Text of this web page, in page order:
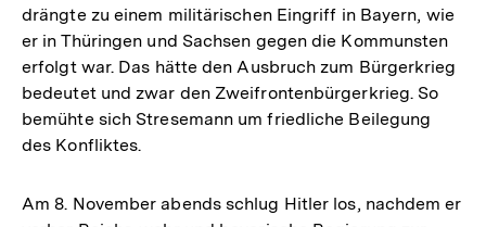
drängte zu einem militärischen Eingriff in Bayern, wie
er in Thüringen und Sachsen gegen die Kommunsten
erfolgt war. Das hätte den Ausbruch zum Bürgerkrieg
bedeutet und zwar den Zweifrontenbürgerkrieg. So
bemühte sich Stresemann um friedliche Beilegung
des Konfliktes.
Am 8. November abends schlug Hitler los, nachdem er